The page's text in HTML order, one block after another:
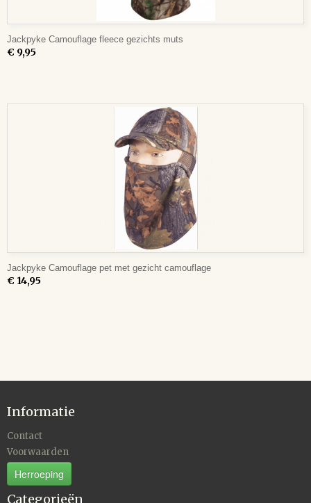
Jackpyke Camouflage fleece gezichts muts
€ 9,95
Jackpyke Camouflage pet met gezicht camouflage
€ 14,95
Informatie
Contact
Voorwaarden
Herroeping
Categorieën